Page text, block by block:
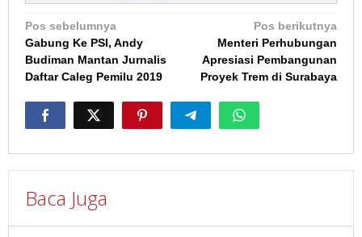
Navigasi
pos
Pos sebelumnya
Gabung Ke PSI, Andy
Budiman Mantan Jurnalis
Daftar Caleg Pemilu 2019
Pos berikutnya
Menteri Perhubungan
Apresiasi Pembangunan
Proyek Trem di Surabaya
Baca Juga